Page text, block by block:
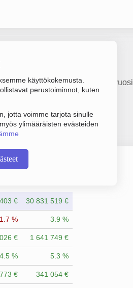
käyttökokemusta.
perustoiminnot, kuten
jotta voimme tarjota sinulle
ylimääräisten evästeiden
on Lastinkäsittely, perustamisvuosi
€ 30 831 519 €
% 3.9 %
€ 1 641 749 €
4.5 % 5.3 %
€ 341 054 €